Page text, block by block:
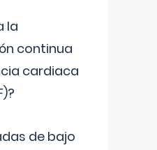
la
continua
cardiaca
de bajo